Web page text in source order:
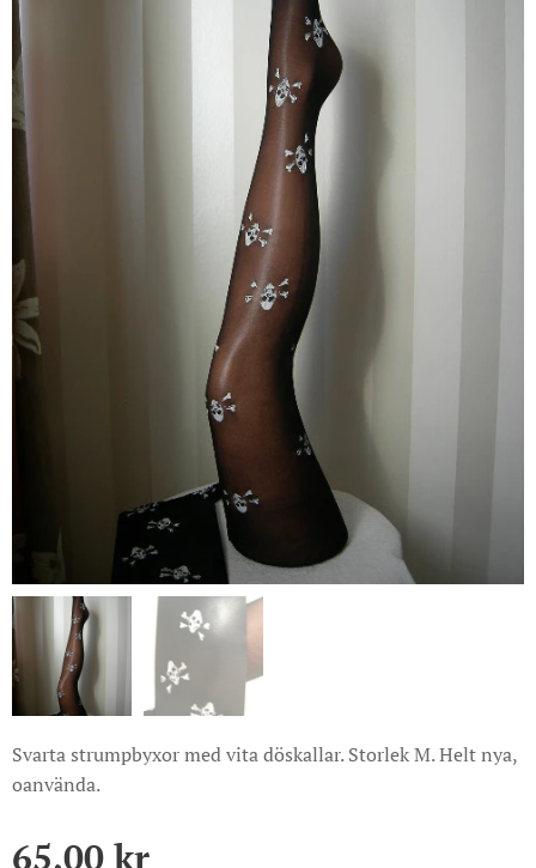
Svarta strumpbyxor med vita döskallar. Storlek M. Helt nya,
oanvända.
65,00 kr